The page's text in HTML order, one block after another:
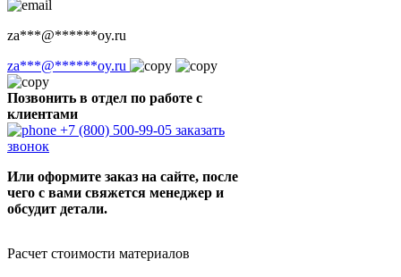
za***@******oy.ru
za***@******oy.ru
Позвонить в отдел по работе с
клиентами
+7 (800) 500-99-05 заказать
звонок
Или оформите заказ на сайте, после
чего с вами свяжется менеджер и
обсудит детали.
Расчет стоимости материалов